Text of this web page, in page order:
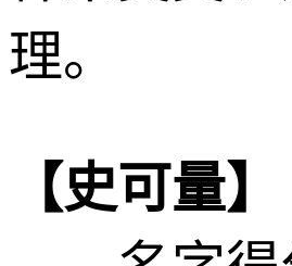
理。
【史可量】